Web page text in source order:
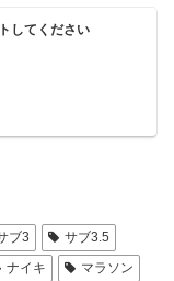
してください
ブ3
サブ3.5
ナイキ
マラソン